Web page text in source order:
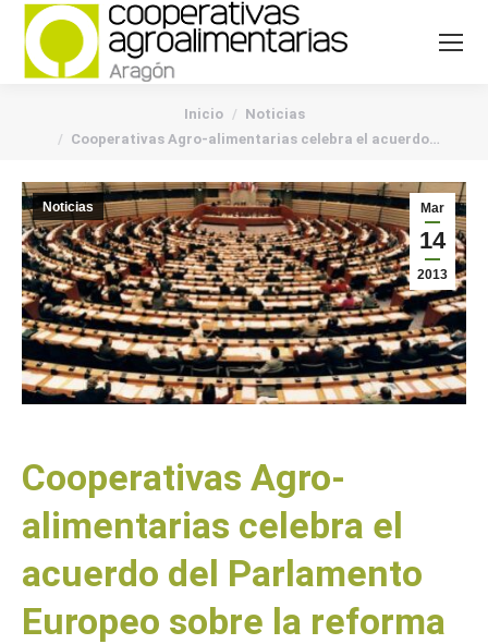
Inicio
Noticias
Cooperativas Agro-alimentarias celebra el acuerdo…
Mar
14
2013
Noticias
Cooperativas Agro-
alimentarias celebra el
acuerdo del Parlamento
Europeo sobre la reforma